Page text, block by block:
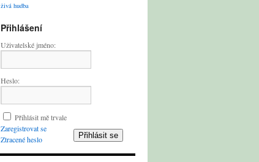
živá hudba
Přihlášení
Uživatelské jméno:
Heslo:
Přihlásit mě trvale
Přihlásit se
Zaregistrovat se
Ztracené heslo